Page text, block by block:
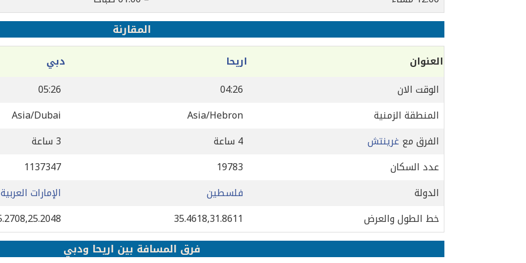
المقارنة
العنوان اريحا
دبي
الوقت الان
04:26
05:26
المنطقة الزمنية
Asia/Hebron
Asia/Dubai
الفرق مع غرينتش 4 ساعة
3 ساعة
عدد السكان
19783
1137347
الدولة
فلسطين
الإمارات
خط الطول والعرض
35.4618,31.8611
فرق المسافة بين اريحا ودبي